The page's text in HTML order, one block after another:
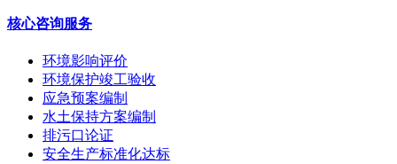
核心咨询服务
环境影响评价
环境保护竣工验收
应急预案编制
水土保持方案编制
排污口论证
安全生产标准化达标